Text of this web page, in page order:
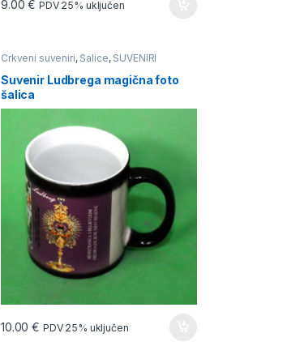
9.00€ PDV 25% uključen
Crkveni suveniri, Šalice, SUVENIRI
Suvenir Ludbrega magična foto
šalica
10.00€ PDV 25% uključen